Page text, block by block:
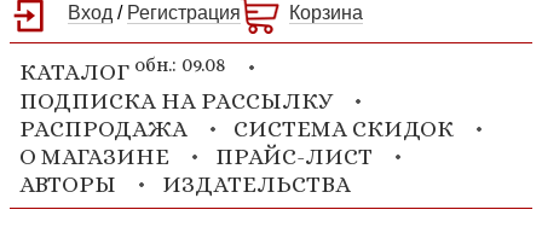
Вход / Регистрация Корзина
КАТАЛОГ обн.: 09.08
ПОДПИСКА НА РАССЫЛКУ
РАСПРОДАЖА
СИСТЕМА СКИДОК
О МАГАЗИНЕ
ПРАЙС-ЛИСТ
АВТОРЫ
ИЗДАТЕЛЬСТВА